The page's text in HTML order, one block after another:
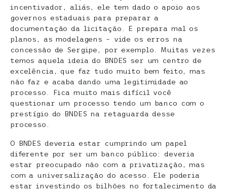
incentivador, aliás, ele tem dado o apoio aos
governos estaduais para preparar a
documentação da licitação. E prepara mal os
planos, as modelagens – vide os erros na
concessão de Sergipe, por exemplo. Muitas vezes
temos aquela ideia do BNDES ser um centro de
excelência, que faz tudo muito bem feito, mas
não faz e acaba dando uma legitimidade ao
processo. Fica muito mais difícil você
questionar um processo tendo um banco com o
prestígio do BNDES na retaguarda desse
processo.
O BNDES deveria estar cumprindo um papel
diferente por ser um banco público: deveria
estar preocupado não com a privatização, mas
com a universalização do acesso. Ele poderia
estar investindo os bilhões no fortalecimento da